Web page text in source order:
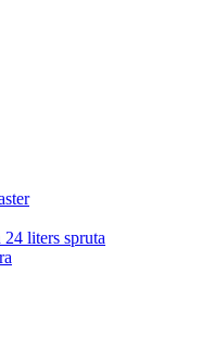
liters spruta